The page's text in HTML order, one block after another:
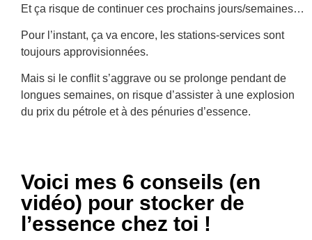
Et ça risque de continuer ces prochains jours/semaines…
Pour l’instant, ça va encore, les stations-services sont
toujours approvisionnées.
Mais si le conflit s’aggrave ou se prolonge pendant de
longues semaines, on risque d’assister à une explosion
du prix du pétrole et à des pénuries d’essence.
Voici mes 6 conseils (en
vidéo) pour stocker de
l’essence chez toi !